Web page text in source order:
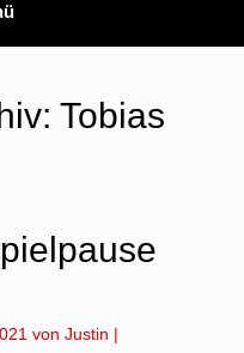
Tobias
von Justin |